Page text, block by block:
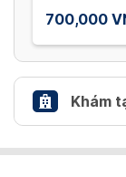
lối sống cá
700,000
Khám
CHƯƠNG